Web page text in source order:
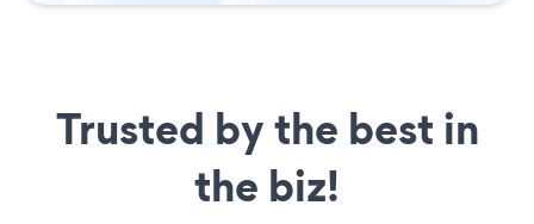
Trusted by the best in
the biz!